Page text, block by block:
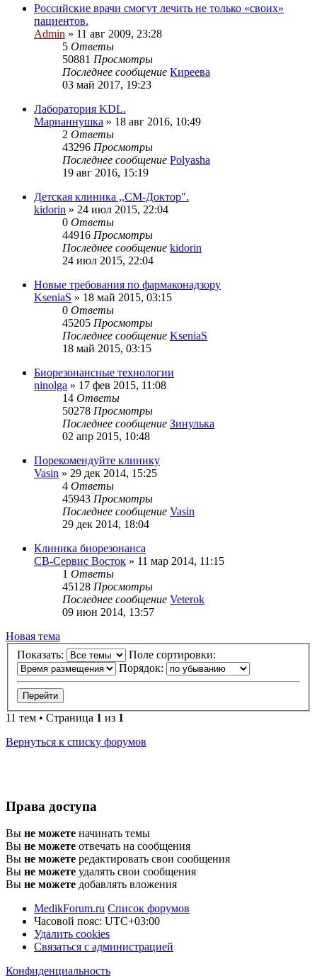
Российские врачи смогут лечить не только «своих»
пациентов.
Admin » 11 авг 2009, 23:28
5 Ответы
50881 Просмотры
Последнее сообщение Киреева
03 май 2017, 19:23
Лаборатория KDL.
Марианнушка » 18 авг 2016, 10:49
2 Ответы
43296 Просмотры
Последнее сообщение Polyasha
19 авг 2016, 15:19
Детская клиника ,,СМ-Доктор".
kidorin » 24 июл 2015, 22:04
0 Ответы
44916 Просмотры
Последнее сообщение kidorin
24 июл 2015, 22:04
Новые требования по фармаконадзору
KseniaS » 18 май 2015, 03:15
0 Ответы
45205 Просмотры
Последнее сообщение KseniaS
18 май 2015, 03:15
Биорезонансные технологии
ninolga » 17 фев 2015, 11:08
14 Ответы
50278 Просмотры
Последнее сообщение Зинулька
02 апр 2015, 10:48
Порекомендуйте клинику
Vasin » 29 дек 2014, 15:25
4 Ответы
45943 Просмотры
Последнее сообщение Vasin
29 дек 2014, 18:04
Клиника биорезонанса
СВ-Сервис Восток » 11 мар 2014, 11:15
1 Ответы
45128 Просмотры
Последнее сообщение Veterok
09 июн 2014, 13:57
Новая тема
Показать:
Поле сортировки:
Порядок:
11 тем • Страница 1 из 1
Вернуться к списку форумов
Права доступа
Вы не можете начинать темы
Вы не можете отвечать на сообщения
Вы не можете редактировать свои сообщения
Вы не можете удалять свои сообщения
Вы не можете добавлять вложения
MedikForum.ru Список форумов
Часовой пояс: UTC+03:00
Удалить cookies
Связаться с администрацией
Конфиденциальность